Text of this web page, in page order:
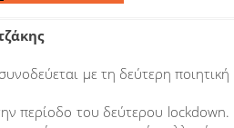
με τη δεύτερη ποιητική
περίοδο του δεύτερου lockdown.